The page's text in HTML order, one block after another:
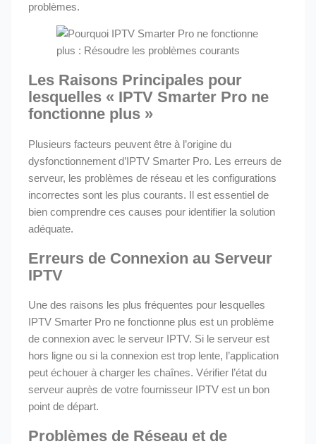
problèmes.
Les Raisons Principales pour
lesquelles « IPTV Smarter Pro ne
fonctionne plus »
Plusieurs facteurs peuvent être à l’origine du
dysfonctionnement d’IPTV Smarter Pro. Les erreurs de
serveur, les problèmes de réseau et les configurations
incorrectes sont les plus courants. Il est essentiel de
bien comprendre ces causes pour identifier la solution
adéquate.
Erreurs de Connexion au Serveur
IPTV
Une des raisons les plus fréquentes pour lesquelles
IPTV Smarter Pro ne fonctionne plus est un problème
de connexion avec le serveur IPTV. Si le serveur est
hors ligne ou si la connexion est trop lente, l’application
peut échouer à charger les chaînes. Vérifier l’état du
serveur auprès de votre fournisseur IPTV est un bon
point de départ.
Problèmes de Réseau et de